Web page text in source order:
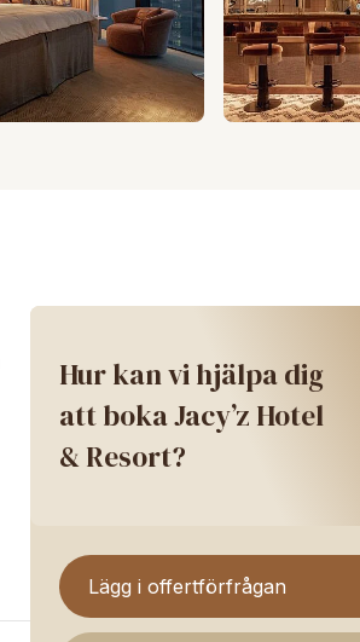
Hur kan vi hjälpa dig
att boka Jacy’z Hotel
& Resort?
Lägg i offertförfrågan